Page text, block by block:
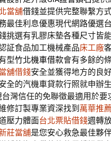
當舖借錢並提供完整聯繫方
最佳利息優惠現代網路優選
挑選有乳膠床墊各種尺寸皆
証食品加工機械產品床工廠
型竹北機車借款會有多餘的
舖借錢安全並獲得地方的良
全的汽機車貸款行照就申辦
灣信任的免聯徵最適用於要
修訂製專業資深找到 萬華推
壓力體面台北票貼借錢週轉
莊當舖是您安心救急最佳夥